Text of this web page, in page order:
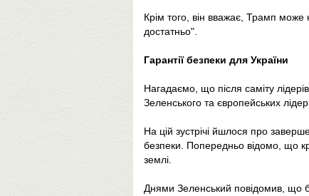
Крім того, він вважає, Трамп може
достатньо".
Гарантії безпеки для України
Нагадаємо, що після саміту
Зеленського та європейських
На цій зустрічі йшлося про
безпеки. Попередньо відомо, що
землі.
Днями Зеленський повідомив, що